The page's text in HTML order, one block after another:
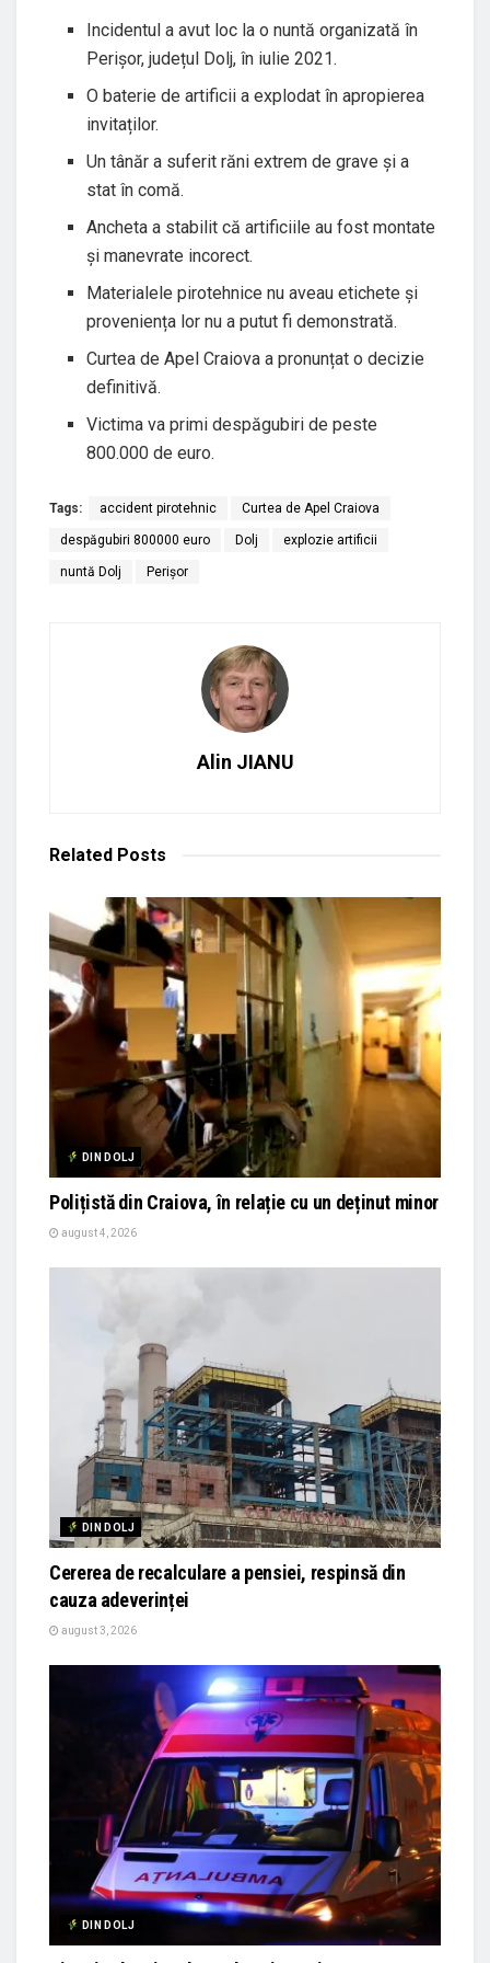
Incidentul a avut loc la o nuntă organizată în
Perișor, județul Dolj, în iulie 2021.
O baterie de artificii a explodat în apropierea
invitaților.
Un tânăr a suferit răni extrem de grave și a
stat în comă.
Ancheta a stabilit că artificiile au fost montate
și manevrate incorect.
Materialele pirotehnice nu aveau etichete și
proveniența lor nu a putut fi demonstrată.
Curtea de Apel Craiova a pronunțat o decizie
definitivă.
Victima va primi despăgubiri de peste
800.000 de euro.
Tags: accident pirotehnic Curtea de Apel Craiova
despăgubiri 800000 euro Dolj explozie artificii
nuntă Dolj Perișor
Alin JIANU
Related Posts
DIN DOLJ
Polițistă din Craiova, în relație cu un deținut minor
august 4, 2026
DIN DOLJ
Cererea de recalculare a pensiei, respinsă din
cauza adeverinței
august 3, 2026
DIN DOLJ